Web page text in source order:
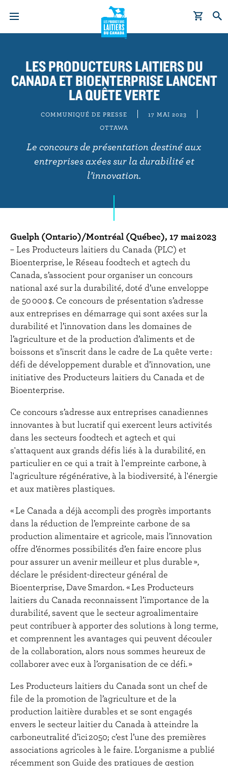
LES PRODUCTEURS LAITIERS DU
CANADA ET BIOENTERPRISE LANCENT
LA QUÊTE VERTE
COMMUNIQUÉ DE PRESSE
17 MAI 2023
OTTAWA
Le concours de présentation destiné aux
entreprises axées sur la durabilité et
l’innovation.
Guelph (Ontario)/Montréal (Québec), 17 mai 2023
– Les Producteurs laitiers du Canada (PLC) et
Bioenterprise, le Réseau foodtech et agtech du
Canada, s’associent pour organiser un concours
national axé sur la durabilité, doté d’une enveloppe
de 50 000 $. Ce concours de présentation s’adresse
aux entreprises en démarrage qui sont axées sur la
durabilité et l’innovation dans les domaines de
l’agriculture et de la production d’aliments et de
boissons et s’inscrit dans le cadre de La quête verte :
défi de développement durable et d’innovation, une
initiative des Producteurs laitiers du Canada et de
Bioenterprise.
Ce concours s’adresse aux entreprises canadiennes
innovantes à but lucratif qui exercent leurs activités
dans les secteurs foodtech et agtech et qui
s'attaquent aux grands défis liés à la durabilité, en
particulier en ce qui a trait à l'empreinte carbone, à
l'agriculture régénérative, à la biodiversité, à l'énergie
et aux matières plastiques.
« Le Canada a déjà accompli des progrès importants
dans la réduction de l’empreinte carbone de sa
production alimentaire et agricole, mais l’innovation
offre d’énormes possibilités d’en faire encore plus
pour assurer un avenir meilleur et plus durable »,
déclare le président-directeur général de
Bioenterprise, Dave Smardon. « Les Producteurs
laitiers du Canada reconnaissent l’importance de la
durabilité, savent que le secteur agroalimentaire
peut contribuer à apporter des solutions à long terme,
et comprennent les avantages qui peuvent découler
de la collaboration, alors nous sommes heureux de
collaborer avec eux à l’organisation de ce défi. »
Les Producteurs laitiers du Canada sont un chef de
file de la promotion de l’agriculture et de la
production laitière durables et se sont engagés
envers le secteur laitier du Canada à atteindre la
carboneutralité d’ici 2050; c’est l’une des premières
associations agricoles à le faire. L’organisme a publié
récemment son Guide des pratiques de gestion